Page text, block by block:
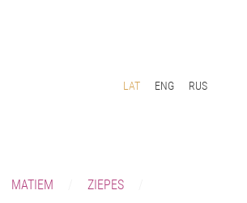
LAT ENG RUS
MATIEM ZIEPES